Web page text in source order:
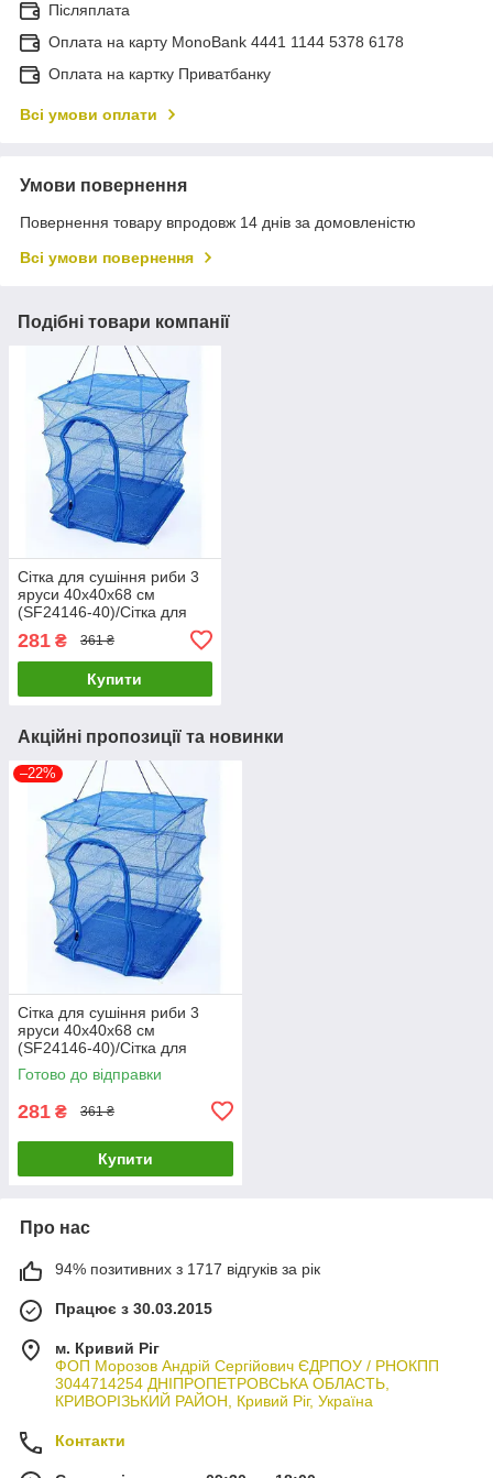
Післяплата
Оплата на карту MonoBank 4441 1144 5378 6178
Оплата на картку Приватбанку
Всі умови оплати
Умови повернення
Повернення товару впродовж 14 днів за домовленістю
Всі умови повернення
Подібні товари компанії
Сітка для сушіння риби 3
яруси 40х40х68 см
(SF24146-40)/Сітка для
триярусна
281 ₴ 361 ₴
Купити
Акційні пропозиції та новинки
–22%
Сітка для сушіння риби 3
яруси 40х40х68 см
(SF24146-40)/Сітка для
сушіння фруктів і овочів
триярусна
Готово до відправки
281 ₴ 361 ₴
Купити
Про нас
94% позитивних з 1717 відгуків за рік
Працює з 30.03.2015
м. Кривий Ріг
ФОП Морозов Андрій Сергійович ЄДРПОУ / РНОКПП
3044714254 ДНІПРОПЕТРОВСЬКА ОБЛАСТЬ,
КРИВОРІЗЬКИЙ РАЙОН, Кривий Ріг, Україна
Контакти